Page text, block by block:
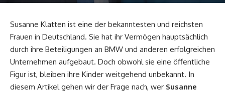
Susanne Klatten ist eine der bekanntesten und reichsten
Frauen in Deutschland. Sie hat ihr Vermögen hauptsächlich
durch ihre Beteiligungen an BMW und anderen erfolgreichen
Unternehmen aufgebaut. Doch obwohl sie eine öffentliche
Figur ist, bleiben ihre Kinder weitgehend unbekannt. In
diesem Artikel gehen wir der Frage nach, wer Susanne